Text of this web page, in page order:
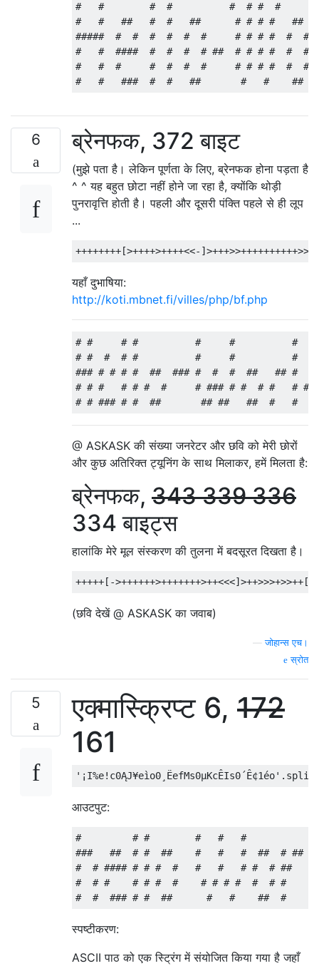
#   #        #  #          #  # #  #
#   #   ##   #  #   ##      # # # #   ##
#####  #  #  #  #  #  #     # # # #  #  #
#   #  ####  #  #  #  # ##  # # # #  #  #
#   #  #     #  #  #  #     # # # #  #
6 ब्रेनफक, 372 बाइट
(मुझे पता है। लेकिन पूर्णता के लिए, ब्रेनफक होना पड़ता है
^ ^ यह बहुत छोटा नहीं होने जा रहा है, क्योंकि थोड़ी
पुनरावृत्ति होती है। पहली और दूसरी पंक्ति पहले से ही लूप
...
यहाँ दुभाषिया:
http://koti.mbnet.fi/villes/php/bf.php
# #     # #          #     #          #
# #  #  # #          #     #          #
### # # # #  ##  ### #  #  #  ##   ## #
# # #   # # #  #     # ### # #  # #   # #
@ ASKASK की संख्या जनरेटर और छवि को मेरी छोरों
और कुछ अतिरिक्त ट्यूनिंग के साथ मिलाकर, हमें मिलता है:
ब्रेनफक, 343 339 336
334 बाइट्स
हालांकि मेरे मूल संस्करण की तुलना में बदसूरत दिखता है।
(छवि देखें @ ASKASK का जवाब)
—जोहान्स एच।
स्रोत
5 एक्मास्क्रिप्ट 6, 172
161
आउटपुट:
#         # #        #   #   #           #
###   ##  # #  ##    #   #   #  ##  # ## #
#  # #### # # #  #   #   #   # #  # ##   #
#  # #    # # #  #    # # # #  #  # #    #
स्पष्टीकरण:
ASCII पाठ को एक स्ट्रिंग में संयोजित किया गया है जहाँ